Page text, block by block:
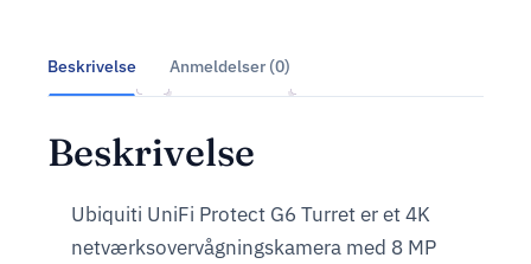
Beskrivelse Anmeldelser (0)
Beskrivelse
Ubiquiti UniFi Protect G6 Turret er et 4K
netværksovervågningskamera med 8 MP